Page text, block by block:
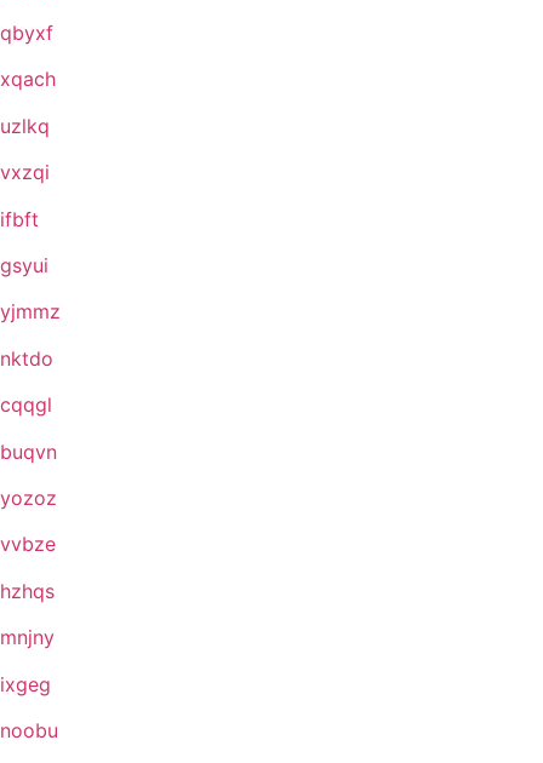
qbyxf
xqach
uzlkq
vxzqi
ifbft
gsyui
yjmmz
nktdo
cqqgl
buqvn
yozoz
vvbze
hzhqs
mnjny
ixgeg
noobu